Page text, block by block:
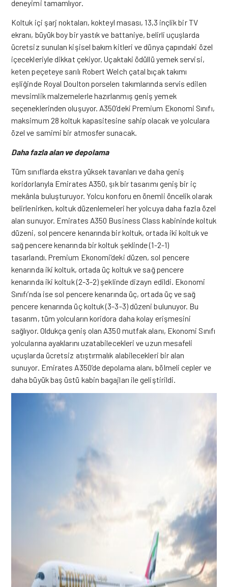
deneyimi tamamlıyor.
Koltuk içi şarj noktaları, kokteyl masası, 13,3 inçlik bir TV
ekranı, büyük boy bir yastık ve battaniye, belirli uçuşlarda
ücretsiz sunulan kişisel bakım kitleri ve dünya çapındaki özel
içecekleriyle dikkat çekiyor. Uçaktaki ödüllü yemek servisi,
keten peçeteye sarılı Robert Welch çatal bıçak takımı
eşliğinde Royal Doulton porselen takımlarında servis edilen
mevsimlik malzemelerle hazırlanmış geniş yemek
seçeneklerinden oluşuyor. A350’deki Premium Ekonomi Sınıfı,
maksimum 28 koltuk kapasitesine sahip olacak ve yolculara
özel ve samimi bir atmosfer sunacak.
Daha fazla alan ve depolama
Tüm sınıflarda ekstra yüksek tavanları ve daha geniş
koridorlarıyla Emirates A350, şık bir tasarımı geniş bir iç
mekânla buluşturuyor. Yolcu konforu en önemli öncelik olarak
belirlenirken, koltuk düzenlemeleri her yolcuya daha fazla özel
alan sunuyor. Emirates A350 Business Class kabininde koltuk
düzeni, sol pencere kenarında bir koltuk, ortada iki koltuk ve
sağ pencere kenarında bir koltuk şeklinde (1-2-1)
tasarlandı. Premium Ekonomi’deki düzen, sol pencere
kenarında iki koltuk, ortada üç koltuk ve sağ pencere
kenarında iki koltuk (2-3-2) şeklinde dizayn edildi. Ekonomi
Sınıfı’nda ise sol pencere kenarında üç, ortada üç ve sağ
pencere kenarında üç koltuk (3-3-3) düzeni bulunuyor. Bu
tasarım, tüm yolcuların koridora daha kolay erişmesini
sağlıyor. Oldukça geniş olan A350 mutfak alanı, Ekonomi Sınıfı
yolcularına ayaklarını uzatabilecekleri ve uzun mesafeli
uçuşlarda ücretsiz atıştırmalık alabilecekleri bir alan
sunuyor. Emirates A350’de depolama alanı, bölmeli cepler ve
daha büyük baş üstü kabin bagajları ile geliştirildi.